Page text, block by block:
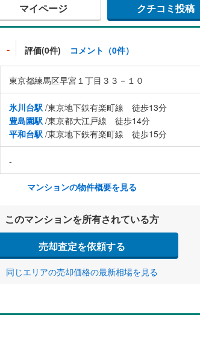
マイページ クチコミ投稿
- 評価(0件) コメント（0件）
東京都練馬区早宮１丁目３３－１０
氷川台駅 /東京地下鉄有楽町線 徒歩13分
豊島園駅 /東京都大江戸線 徒歩14分
平和台駅 /東京地下鉄有楽町線 徒歩15分
-
マンションの物件概要を見る
このマンションを所有されている方
売却査定を依頼する
同じエリアの売却価格の最新相場を見る